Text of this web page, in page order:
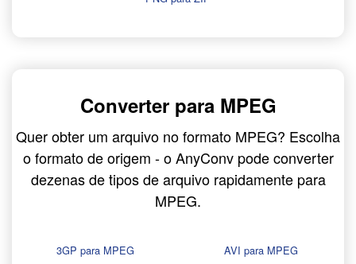
Converter para MPEG
Quer obter um arquivo no formato MPEG? Escolha
o formato de origem - o AnyConv pode converter
dezenas de tipos de arquivo rapidamente para
MPEG.
3GP para MPEG
AVI para MPEG